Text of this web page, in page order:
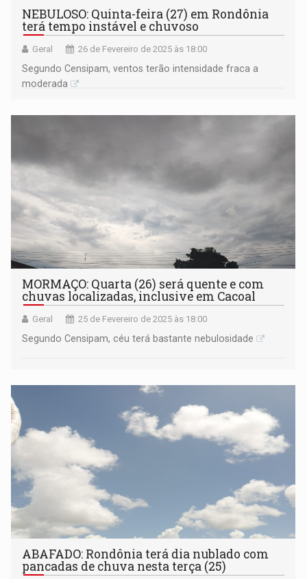
NEBULOSO: Quinta-feira (27) em Rondônia
terá tempo instável e chuvoso
Geral 26 de Fevereiro de 2025 às 18:00
Segundo Censipam, ventos terão intensidade fraca a
moderada
MORMAÇO: Quarta (26) será quente e com
chuvas localizadas, inclusive em Cacoal
Geral 25 de Fevereiro de 2025 às 18:00
Segundo Censipam, céu terá bastante nebulosidade
ABAFADO: Rondônia terá dia nublado com
pancadas de chuva nesta terça (25)